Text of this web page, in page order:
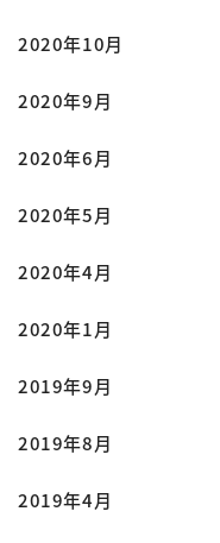
2020年10月
2020年9月
2020年6月
2020年5月
2020年4月
2020年1月
2019年9月
2019年8月
2019年4月